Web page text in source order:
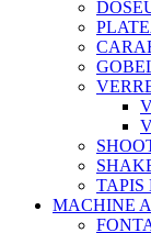
TAPIS
MACHINE